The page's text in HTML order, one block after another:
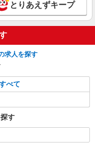
とりあえずキープ
求人を探す
べて
す